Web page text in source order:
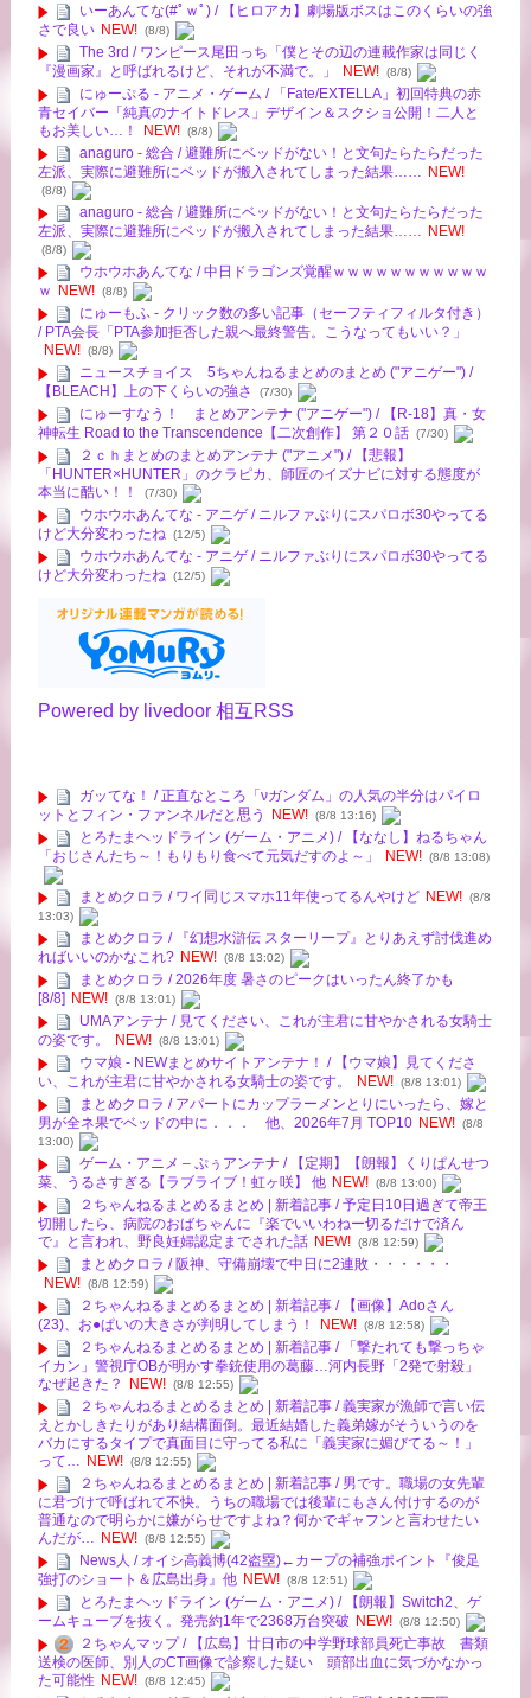
いーあんてな(#ﾟｗﾟ) / 【ヒロアカ】劇場版ボスはこのくらいの強
さで良い NEW! (8/8)
The 3rd / ワンピース尾田っち「僕とその辺の連載作家は同じく
『漫画家』と呼ばれるけど、それが不満で。」
NEW! (8/8)
にゅーぷる - アニメ・ゲーム / 「Fate/EXTELLA」初回特典の赤
青セイバー「純真のナイトドレス」デザイン＆スクショ公開！二人と
もお美しい…！
NEW! (8/8)
anaguro - 総合 / 避難所にベッドがない！と文句たらたらだった
左派、実際に避難所にベッドが搬入されてしまった結果……
NEW!
(8/8)
anaguro - 総合 / 避難所にベッドがない！と文句たらたらだった
左派、実際に避難所にベッドが搬入されてしまった結果……
NEW!
(8/8)
ウホウホあんてな / 中日ドラゴンズ覚醒ｗｗｗｗｗｗｗｗｗｗｗ
ｗ NEW! (8/8)
にゅーもふ - クリック数の多い記事（セーフティフィルタ付き）
/ PTA会長「PTA参加拒否した親へ最終警告。こうなってもいい？」
NEW! (8/8)
ニュースチョイス 5ちゃんねるまとめのまとめ ("アニゲー") /
【BLEACH】上の下くらいの強さ
(7/30)
にゅーすなう！ まとめアンテナ ("アニゲー") / 【R-18】真・女
神転生 Road to the Transcendence【二次創作】 第２０話 (7/30)
２ｃｈまとめのまとめアンテナ ("アニメ") / 【悲報】
「HUNTER×HUNTER」のクラピカ、師匠のイズナビに対する態度が
本当に酷い！！
(7/30)
ウホウホあんてな - アニゲ / ニルファぶりにスパロボ30やってる
けど大分変わったね
(12/5)
ウホウホあんてな - アニゲ / ニルファぶりにスパロボ30やってる
けど大分変わったね
(12/5)
Powered by livedoor 相互RSS
ガッてな！ / 正直なところ「νガンダム」の人気の半分はパイロ
ットとフィン・ファンネルだと思う
NEW! (8/8 13:16)
とろたまヘッドライン (ゲーム・アニメ) / 【ななし】ねるちゃん
「おじさんたち～！もりもり食べて元気だすのよ～」
NEW! (8/8 13:08)
まとめクロラ / ワイ同じスマホ11年使ってるんやけど NEW! (8/8
13:03)
まとめクロラ / 『幻想水滸伝 スターリープ』とりあえず討伐進め
ればいいのかなこれ? NEW! (8/8 13:02)
まとめクロラ / 2026年度 暑さのピークはいったん終了かも
[8/8] NEW! (8/8 13:01)
UMAアンテナ / 見てください、これが主君に甘やかされる女騎士
の姿です。
NEW! (8/8 13:01)
ウマ娘 - NEWまとめサイトアンテナ！ / 【ウマ娘】見てくださ
い、これが主君に甘やかされる女騎士の姿です。
NEW! (8/8 13:01)
まとめクロラ / アパートにカップラーメンとりにいったら、嫁と
男が全ネ果でベッドの中に．．． 他、2026年7月 TOP10 NEW! (8/8
13:00)
ゲーム・アニメ – ぷぅアンテナ / 【定期】【朗報】くりぱんせつ
菜、うるさすぎる【ラブライブ！虹ヶ咲】 他 NEW! (8/8 13:00)
２ちゃんねるまとめるまとめ | 新着記事 / 予定日10日過ぎて帝王
切開したら、病院のおばちゃんに『楽でいいわねー切るだけで済ん
で』と言われ、野良妊婦認定までされた話 NEW! (8/8 12:59)
まとめクロラ / 阪神、守備崩壊で中日に2連敗・・・・・・
NEW! (8/8 12:59)
２ちゃんねるまとめるまとめ | 新着記事 / 【画像】Adoさん
(23)、お●ぱいの大きさが判明してしまう！
NEW! (8/8 12:58)
２ちゃんねるまとめるまとめ | 新着記事 / 「撃たれても撃っちゃ
イカン」警視庁OBが明かす拳銃使用の葛藤…河内長野「2発で射殺」
なぜ起きた？
NEW! (8/8 12:55)
２ちゃんねるまとめるまとめ | 新着記事 / 義実家が漁師で言い伝
えとかしきたりがあり結構面倒。最近結婚した義弟嫁がそういうのを
バカにするタイプで真面目に守ってる私に「義実家に媚びてる～！」
って… NEW! (8/8 12:55)
２ちゃんねるまとめるまとめ | 新着記事 / 男です。職場の女先輩
に君づけで呼ばれて不快。うちの職場では後輩にもさん付けするのが
普通なので明らかに嫌がらせですよね？何かでギャフンと言わせたい
んだが… NEW! (8/8 12:55)
News人 / オイシ高義博(42盗塁)←カープの補強ポイント『俊足
強打のショート＆広島出身』他 NEW! (8/8 12:51)
とろたまヘッドライン (ゲーム・アニメ) / 【朗報】Switch2、ゲ
ームキューブを抜く。発売約1年で2368万台突破 NEW! (8/8 12:50)
２ちゃんマップ / 【広島】廿日市の中学野球部員死亡事故 書類
送検の医師、別人のCT画像で診察した疑い 頭部出血に気づかなかっ
た可能性 NEW! (8/8 12:45)